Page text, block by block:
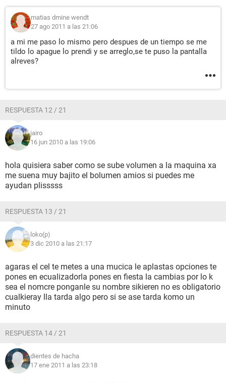
matias dmine wendt
27 ago 2011 a las 21:06
a mi me paso lo mismo pero despues de un tiempo se me
tildo lo apague lo prendi y se arreglo,se te puso la pantalla
alreves?
RESPUESTA 12 / 21
jairo
16 jun 2010 a las 19:06
hola quisiera saber como se sube volumen a la maquina xa
me suena muy bajito el bolumen amios si puedes me
ayudan plisssss
RESPUESTA 13 / 21
loko(p)
3 dic 2010 a las 21:17
agaras el cel te metes a una mucica le aplastas opciones te
pones en ecualizadorla pones en fiesta la cambias por lo k
sea el nomcre ponganle su nombre sikieren no es obligatorio
cualkieray lla tarda algo pero si se ase tarda komo un
minuto
RESPUESTA 14 / 21
dientes de hacha
17 ene 2011 a las 23:18